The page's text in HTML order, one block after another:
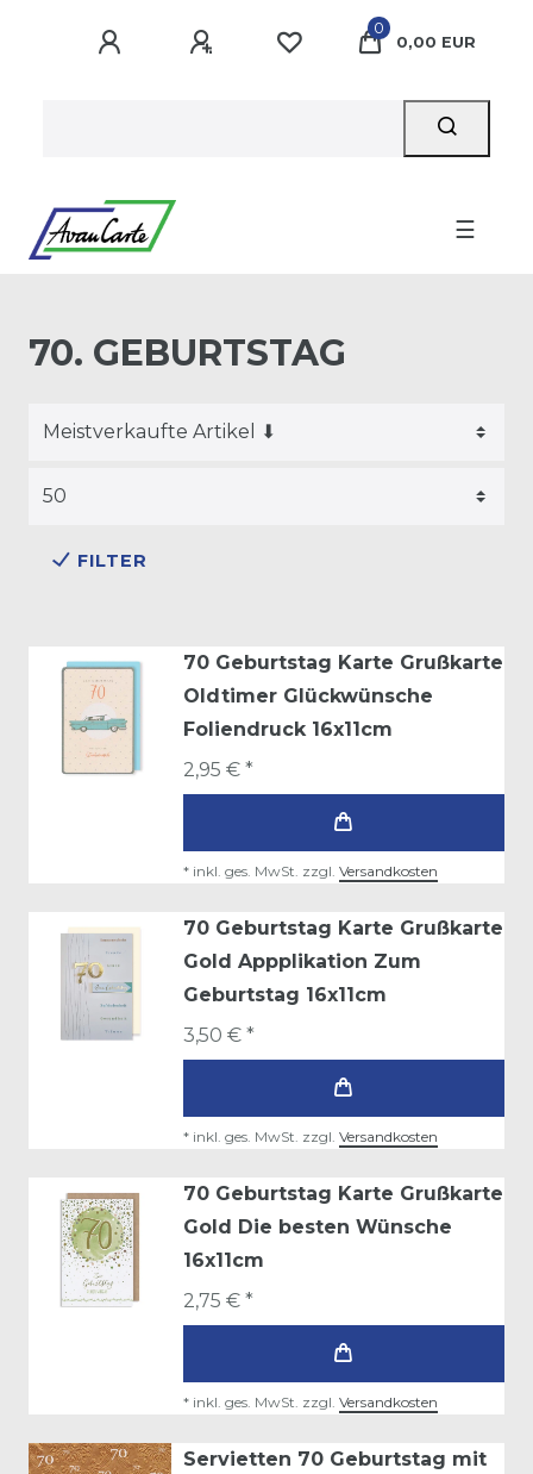
0
0,00 EUR
☰
70. GEBURTSTAG
FILTER
70 Geburtstag Karte Grußkarte
Oldtimer Glückwünsche
Foliendruck 16x11cm
2,95 € *
* inkl. ges. MwSt. zzgl. Versandkosten
70 Geburtstag Karte Grußkarte
Gold Appplikation Zum
Geburtstag 16x11cm
3,50 € *
* inkl. ges. MwSt. zzgl. Versandkosten
70 Geburtstag Karte Grußkarte
Gold Die besten Wünsche
16x11cm
2,75 € *
* inkl. ges. MwSt. zzgl. Versandkosten
Servietten 70 Geburtstag mit